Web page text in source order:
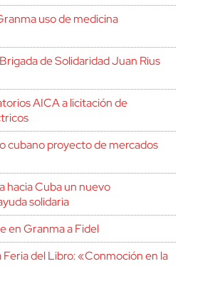
uso de medicina
de Solidaridad Juan Rius
AICA a licitación de
cubano proyecto de mercados
hacia Cuba un nuevo
solidaria
en Granma a Fidel
Feria del Libro: «Conmoción en la